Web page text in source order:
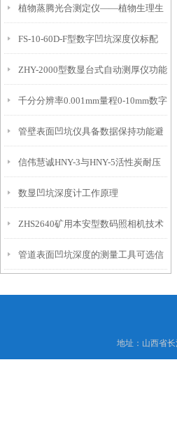
便携式检测工具
植物蒸腾光合测定仪——植物生理生
态的实时监测设备
FS-10-60D-F型数字凹坑深度仪标配
IP54级表头分辨率0.01mm量程
10mm！
ZHY-2000型数显台式自动测厚仪功能
特点
千分分辨率0.001mm量程0-10mm数字
埋头度仪技术参数！
管壁表面凹坑仪具备数据保持功能避
免测试过程中测针移动导致数据变动
信伟慧诚HNY-3与HNY-5活性炭耐压
强度测定仪技术参数！
数显凹坑深度计工作原理
ZHS2640矿用本安型数码照相机技术
参数！
管道表面凹坑深度的测量工具可选信
地址：山西省